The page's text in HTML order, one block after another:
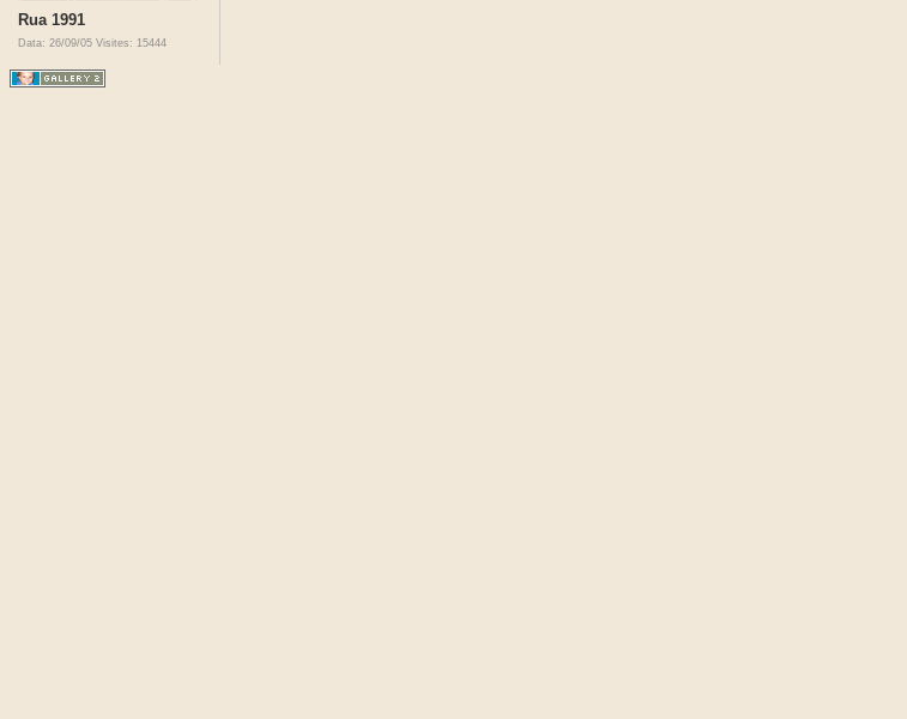
Rua 1991
Data: 26/09/05 Visites: 15444